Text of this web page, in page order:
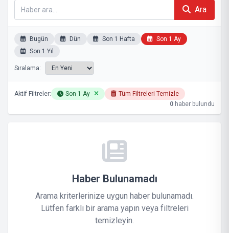
Ara
Bugün Dün Son 1 Hafta
Son 1 Ay
Son 1 Yıl
Sıralama:
Aktif Filtreler: Son 1 Ay
Tüm Filtreleri Temizle
0 haber bulundu
Haber Bulunamadı
Arama kriterlerinize uygun haber bulunamadı.
Lütfen farklı bir arama yapın veya filtreleri
temizleyin.